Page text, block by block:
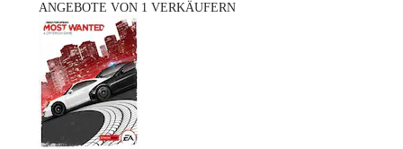
ANGEBOTE VON 1 VERKÄUFERN